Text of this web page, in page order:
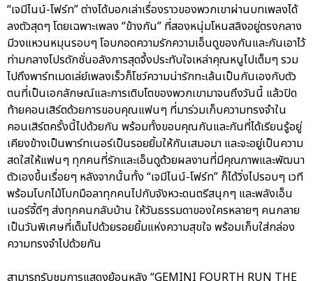
“เจมีไนน์-โฟร์ท” ต่างได้บอกเล่าเรื่องราวของพวกเขาผ่านบทเพลงได้
ลงตัวสุดๆ โดยเฉพาะเพลง “ข้างกัน” ที่สองหนุ่มโหนสลิงอยู่ตรงกลาง
มีวงแหวนหมุนรอบๆ โอบกอดความรักความเอ็นดูของกันและกันเอาไว้
ท่ามกลางโปรดักชั่นอลังการสุดจึ้งประทับใจเหล่าคุณหนูไปเต็มๆ รวม
ไปถึงพาร์ทเมดเล่ย์เพลงเร็วก็โชว์ความน่ารักทะเล้นเป็นกันเองกับตัว
ตนที่เป็นเอกลักษณ์และการเติบโตของพวกเขามาจนถึงวันนี้ แล้วปิด
ท้ายคอนเสิร์ตด้วยการขอบคุณแฟนๆ ที่มาร่วมเก็บความทรงจำใน
คอนเสิร์ตครั้งนี้ไปด้วยกัน พร้อมทั้งขอบคุณกันและกันที่ได้เรียนรู้อยู่
เคียงข้างเป็นพาร์ทเนอร์เป็นรอยยิ้มให้กันเสมอมา และจะอยู่เป็นความ
สดใสให้แฟนๆ ทุกคนที่รักและเอ็นดูด้วยผลงานที่มีคุณภาพและพัฒนา
ตัวเองขึ้นเรื่อยๆ หลังจากนั้นทั้ง “เจมีไนน์-โฟร์ท” ก็ได้วิ่งไปรอบๆ เวที
พร้อมโบกไม้โบกมือลาทุกคนไปกับจังหวะดนตรีสนุกๆ และพลังเอ็น
เนอร์จี้ดีๆ ส่งทุกคนกลับบ้าน ให้วันธรรมดาของใครหลายๆ คนกลาย
เป็นวันพิเศษที่เต็มไปด้วยรอยยิ้มแห่งความสุขใจ พร้อมเก็บใส่กล่อง
ความทรงจำไปด้วยกัน
สามารถรับชมการแสดงย้อนหลัง “GEMINI FOURTH RUN THE